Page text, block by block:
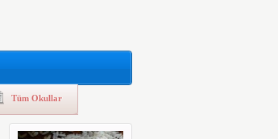
Tüm Okullar